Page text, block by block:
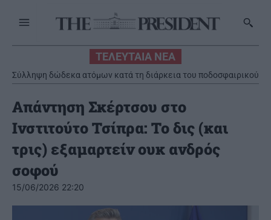
ΤΕΛΕΥΤΑΙΑ ΝΕΑ
Σύλληψη δώδεκα ατόμων κατά τη διάρκεια του ποδοσφαιρικού
αγώνα στο ΟΑΚΑ την Τετάρτη 5 Αυγούστου
Απάντηση Σκέρτσου στο
Ινστιτούτο Τσίπρα: Το δις (και
τρις) εξαμαρτείν ουκ ανδρός
σοφού
15/06/2026 22:20